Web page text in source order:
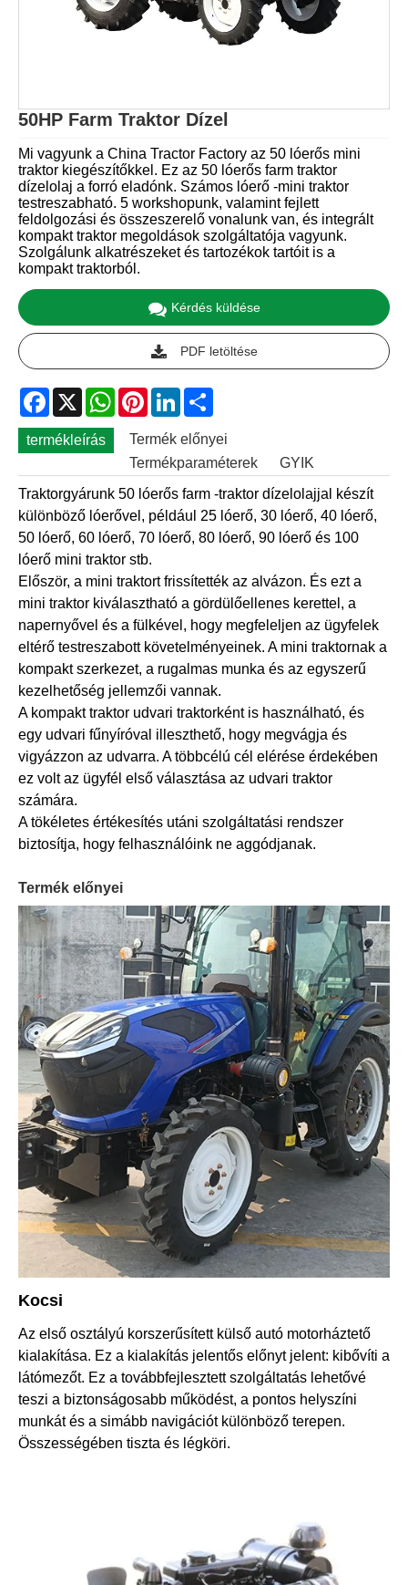
50HP Farm Traktor Dízel
Mi vagyunk a China Tractor Factory az 50 lóerős mini
traktor kiegészítőkkel. Ez az 50 lóerős farm traktor
dízelolaj a forró eladónk. Számos lóerő -mini traktor
testreszabható. 5 workshopunk, valamint fejlett
feldolgozási és összeszerelő vonalunk van, és integrált
kompakt traktor megoldások szolgáltatója vagyunk.
Szolgálunk alkatrészeket és tartozékok tartóit is a
kompakt traktorból.
Kérdés küldése
PDF letöltése
Facebook
X WhatsApp
PinterestLinkedIn
termékleírás
Termék előnyei
Termékparaméterek
GYIK
Traktorgyárunk 50 lóerős farm -traktor dízelolajjal készít
különböző lóerővel, például 25 lóerő, 30 lóerő, 40 lóerő,
50 lóerő, 60 lóerő, 70 lóerő, 80 lóerő, 90 lóerő és 100
lóerő mini traktor stb.
Először, a mini traktort frissítették az alvázon. És ezt a
mini traktor kiválasztható a gördülőellenes kerettel, a
napernyővel és a fülkével, hogy megfeleljen az ügyfelek
eltérő testreszabott követelményeinek. A mini traktornak a
kompakt szerkezet, a rugalmas munka és az egyszerű
kezelhetőség jellemzői vannak.
A kompakt traktor udvari traktorként is használható, és
egy udvari fűnyíróval illeszthető, hogy megvágja és
vigyázzon az udvarra. A többcélú cél elérése érdekében
ez volt az ügyfél első választása az udvari traktor
számára.
A tökéletes értékesítés utáni szolgáltatási rendszer
biztosítja, hogy felhasználóink ne aggódjanak.
Termék előnyei
Kocsi
Az első osztályú korszerűsített külső autó motorháztető
kialakítása. Ez a kialakítás jelentős előnyt jelent: kibővíti a
látómezőt. Ez a továbbfejlesztett szolgáltatás lehetővé
teszi a biztonságosabb működést, a pontos helyszíni
munkát és a simább navigációt különböző terepen.
Összességében tiszta és légköri.